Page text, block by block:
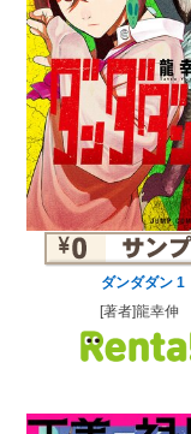
ダンダダン 1
[著者]龍幸伸